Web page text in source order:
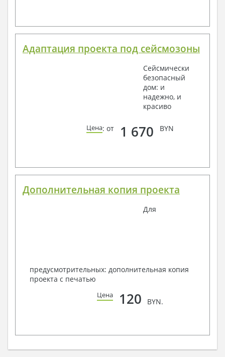
Адаптация проекта под сейсмозоны
Сейсмически
безопасный
дом: и
надежно, и
красиво
Цена: от 1 670 BYN
Дополнительная копия проекта
Для
предусмотрительных: дополнительная копия
проекта с печатью
Цена 120 BYN.